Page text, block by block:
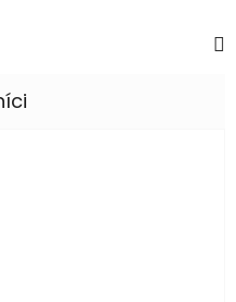
hvězdiček.
hvězdiček.